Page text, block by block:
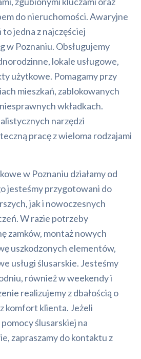
do nieruchomości. Awaryjne
jedna z najczęściej
w Poznaniu. Obsługujemy
lokale usługowe,
użytkowe. Pomagamy przy
mieszkań, zablokowanych
wkładkach.
narzędzi
pracę z wieloma rodzajami
w Poznaniu działamy od
jesteśmy przygotowani do
jak i nowoczesnych
W razie potrzeby
zamków, montaż nowych
uszkodzonych elementów,
usługi ślusarskie. Jesteśmy
również w weekendy i
realizujemy z dbałością o
komfort klienta. Jeżeli
ślusarskiej na
zapraszamy do kontaktu z